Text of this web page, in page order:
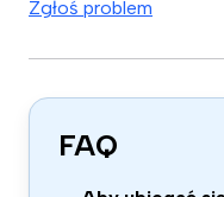
Zgłoś problem
FAQ